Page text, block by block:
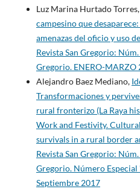
Luz Marina Hurtado Torres,
campesino que
amenazas del oficio y uso
Revista San Gregorio:
Gregorio. ENERO-MARZO
Alejandro Baez Mediano,
Transformaciones y
rural fronterizo (La Raya
Work and Festivity.
survivals in a rural border
Revista San Gregorio:
Gregorio. Número
Septiembre 2017